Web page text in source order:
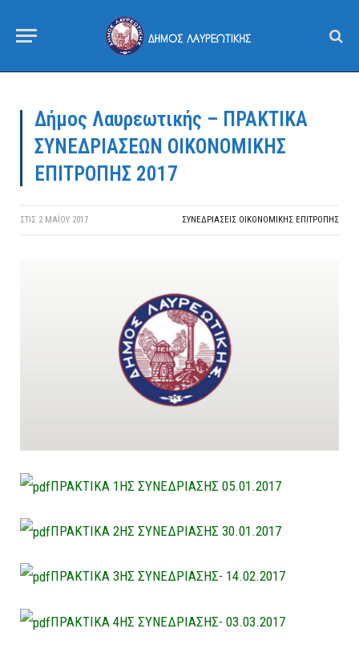
Δήμος Λαυρεωτικής – ΠΡΑΚΤΙΚΑ
ΣΥΝΕΔΡΙΑΣΕΩΝ ΟΙΚΟΝΟΜΙΚΗΣ
ΕΠΙΤΡΟΠΗΣ 2017
ΣΤΙΣ 2 ΜΑΪ́ΟΥ 2017 ΣΥΝΕΔΡΙΆΣΕΙΣ ΟΙΚΟΝΟΜΙΚΉΣ ΕΠΙΤΡΟΠΉΣ
ΠΡΑΚΤΙΚΑ 1ΗΣ ΣΥΝΕΔΡΙΑΣΗΣ 05.01.2017
ΠΡΑΚΤΙΚΑ 2ΗΣ ΣΥΝΕΔΡΙΑΣΗΣ 30.01.2017
ΠΡΑΚΤΙΚΑ 3ΗΣ ΣΥΝΕΔΡΙΑΣΗΣ- 14.02.2017
ΠΡΑΚΤΙΚΑ 4ΗΣ ΣΥΝΕΔΡΙΑΣΗΣ- 03.03.2017